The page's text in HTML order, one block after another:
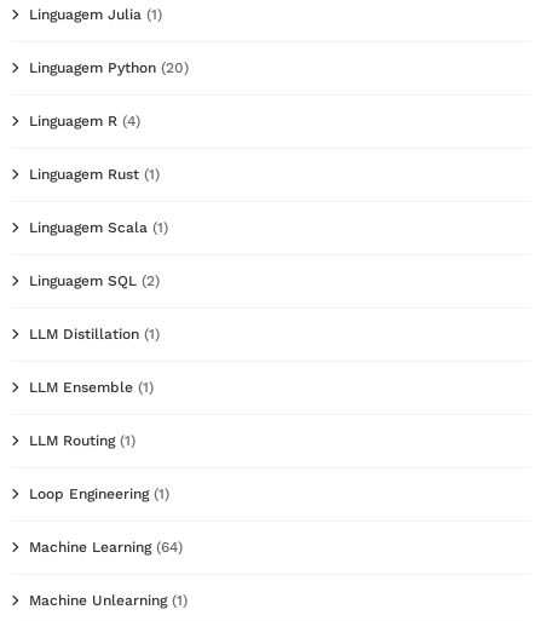
Linguagem Julia (1)
Linguagem Python (20)
Linguagem R (4)
Linguagem Rust (1)
Linguagem Scala (1)
Linguagem SQL (2)
LLM Distillation (1)
LLM Ensemble (1)
LLM Routing(1)
Loop Engineering(1)
Machine Learning(64)
Machine Unlearning(1)